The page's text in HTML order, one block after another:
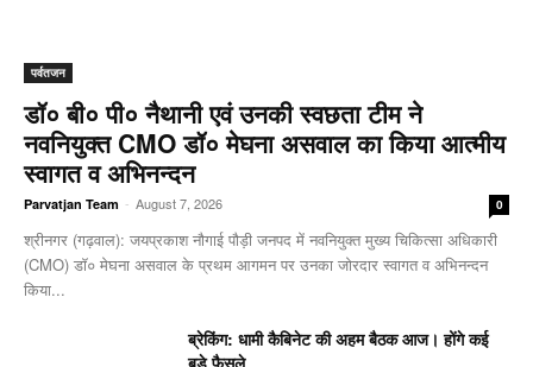
पर्वतजन
डॉ० बी० पी० नैथानी एवं उनकी स्वछता टीम ने
नवनियुक्त CMO डॉ० मेघना असवाल का किया आत्मीय
स्वागत व अभिनन्दन
Parvatjan Team - August 7, 2026 0
श्रीनगर (गढ़वाल): जयप्रकाश नौगाई ​पौड़ी जनपद में नवनियुक्त मुख्य चिकित्सा अधिकारी
(CMO) डॉ० मेघना असवाल के प्रथम आगमन पर उनका जोरदार स्वागत व अभिनन्दन
किया...
ब्रेकिंग: धामी कैबिनेट की अहम बैठक आज। होंगे कई
बड़े फैसले